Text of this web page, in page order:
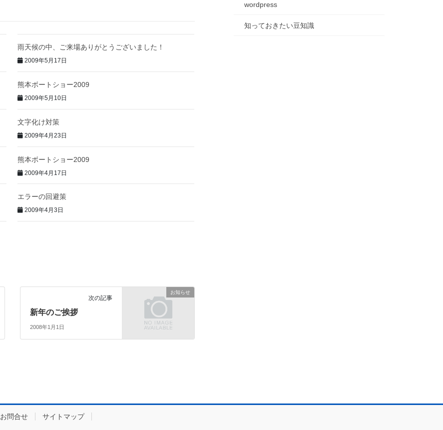
雨天候の中、ご来場ありがとうございました！
2009年5月17日
熊本ボートショー2009
2009年5月10日
文字化け対策
2009年4月23日
熊本ボートショー2009
2009年4月17日
エラーの回避策
2009年4月3日
お知らせ
次の記事
新年のご挨拶
2008年1月1日
wordpress
知っておきたい豆知識
お問合せ サイトマップ